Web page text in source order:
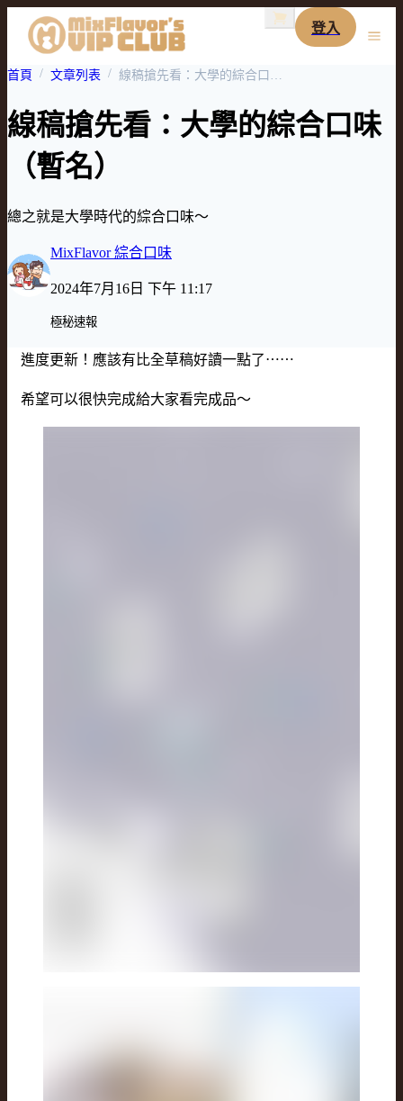
登入
首頁 文章列表 線稿搶先看：大學的綜合口味（暫名）
線稿搶先看：大學的綜合口味
（暫名）
總之就是大學時代的綜合口味～
MixFlavor 綜合口味
2024年7月16日 下午 11:17
極秘速報
進度更新！應該有比全草稿好讀一點了⋯⋯
希望可以很快完成給大家看完成品～